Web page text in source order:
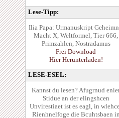
Lese-Tipp:
Ilia Papa: Urmanuskript
Macht X, Weltformel, Tier 666,
Primzahlen, Nostradamus
Frei Download
Hier Herunterladen!
LESE-ESEL:
Kannst du lesen? Afugrnud
Stidue an der elingshcen
Unvirestiaet ist es eagl, in
Rienhnelfoge die Bcuhtsbaen in